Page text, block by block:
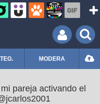
MODERA
pareja activando el